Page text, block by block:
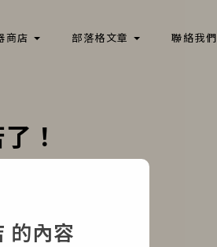
商店 部落格文章 聯絡我們
！
的內容